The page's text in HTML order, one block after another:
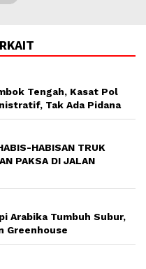
Tengah, Kasat Pol
Tak Ada Pidana
HABISAN TRUK
PAKSA DI JALAN
Arabika Tumbuh Subur,
Greenhouse